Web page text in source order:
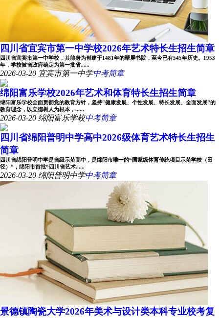
四川省宜宾市第一中学校2026年艺术特长生招生简章
四川省宜宾市第一中学校，其前身为创建于1481年的翠屏书院，至今已有545年历史。1953
年，学校被省政府确定为第一批省......
2026-03-20 宜宾市第一中学中考简章
绵阳富乐学校2026年艺术和体育特长生招生简章
绵阳富乐学校全面贯彻党的教育方针，坚持“健康发展、个性发展、特长发展、全面发展”的
教育理念，以立德树人为根本，......
2026-03-20 绵阳富乐学校中考简章
四川省绵阳普明中学高中2026级体育艺术特长生招生
简章
四川省绵阳普明中学是省级示范高中，是绵阳市唯一的“国家级体育传统项目示范学校（田
径）”，绵阳市首批“四川省艺术......
2026-03-20 绵阳普明中学中考简章
景德镇陶瓷大学2026年美术与设计类本科专业校考复